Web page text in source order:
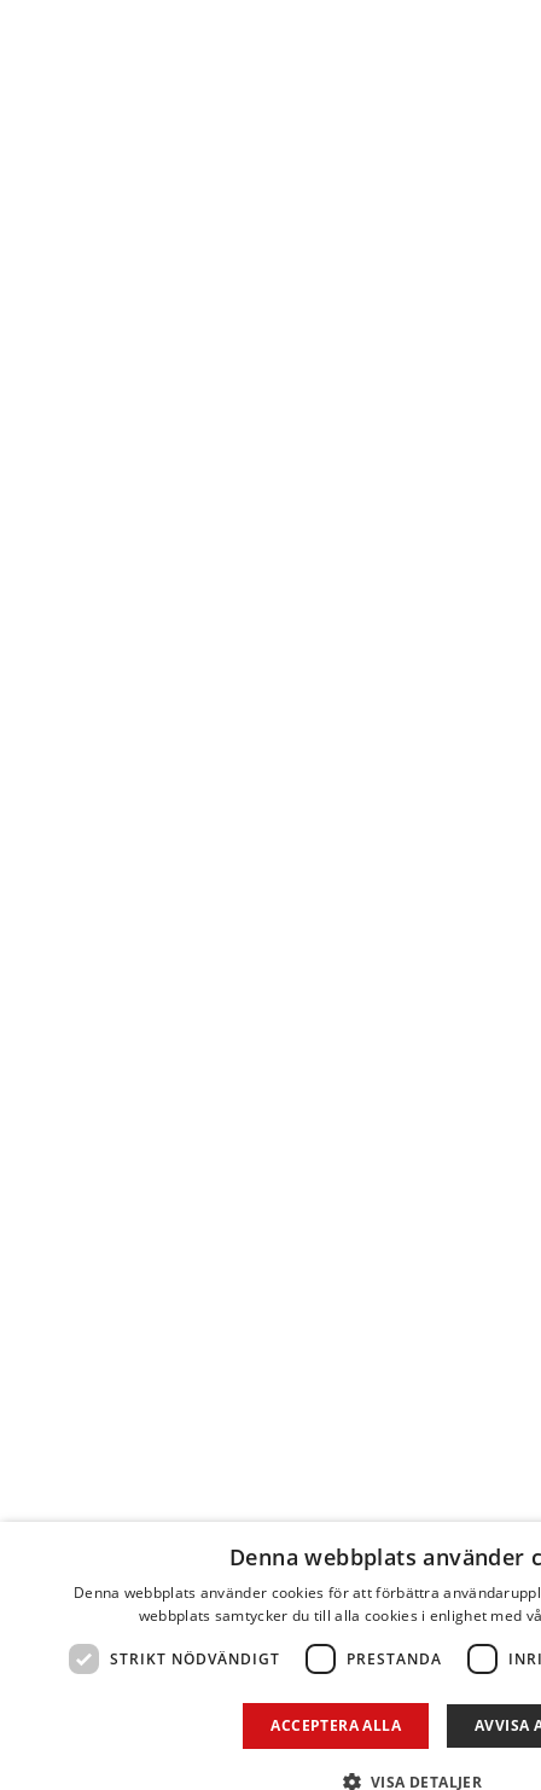
Denna webbplats använder
Denna webbplats använder cookies för att förbättra
webbplats samtycker du till alla cookies i enlighet med
STRIKT NÖDVÄNDIGT PRESTANDA
ACCEPTERA ALLA AVVISA
VISA DETALJER